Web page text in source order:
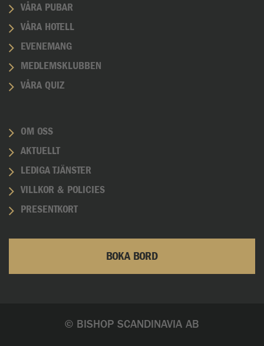
VÅRA PUBAR
VÅRA HOTELL
EVENEMANG
MEDLEMSKLUBBEN
VÅRA QUIZ
OM OSS
AKTUELLT
LEDIGA TJÄNSTER
VILLKOR & POLICIES
PRESENTKORT
BOKA BORD
© BISHOP SCANDINAVIA AB